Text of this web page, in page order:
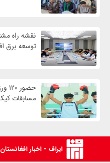
توسعه برق
مسابقات
ایراف - اخبار